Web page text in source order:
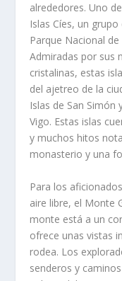
alrededores. Uno
Islas Cíes, un
Parque Nacional
Admiradas por sus
cristalinas, estas
del ajetreo de la
Islas de San Simón
Vigo. Estas islas
y muchos hitos
monasterio y una
Para los
aire libre, el Monte
monte está a un
ofrece unas vistas
rodea. Los
senderos y